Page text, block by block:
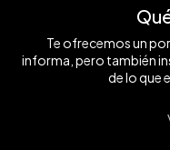
Te ofrecemos un
informa, pero también
de lo que